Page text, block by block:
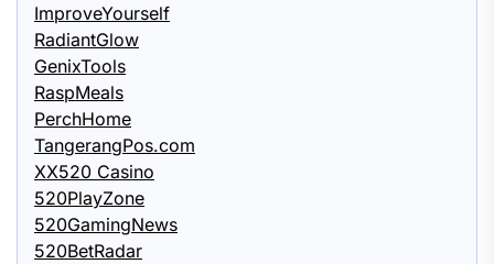
ImproveYourself
RadiantGlow
GenixTools
RaspMeals
PerchHome
TangerangPos.com
XX520 Casino
520PlayZone
520GamingNews
520BetRadar